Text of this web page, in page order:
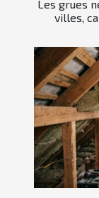
Les grues
villes,